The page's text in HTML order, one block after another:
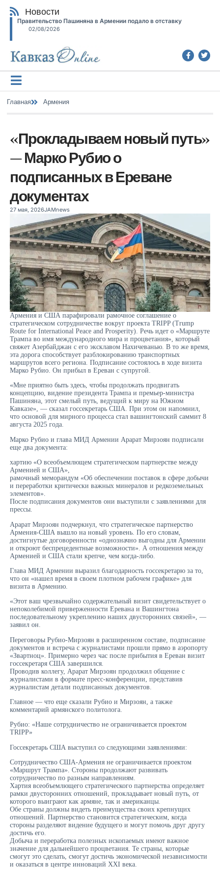
Новости
Правительство Пашиняна в Армении подало в отставку
02/08/2026
Главная Армения
«Прокладываем новый путь»
— Марко Рубио о
подписанных в Ереване
документах
27 мая, 2026JAMnews
Армения и США парафировали рамочное соглашение о
стратегическом сотрудничестве вокруг проекта TRIPP (Trump
Route for International Peace and Prosperity). Речь идет о «Маршруте
Трампа во имя международного мира и процветания», который
свяжет Азербайджан с его эксклавом Нахичеванью. В то же время,
эта дорога способствует разблокированию транспортных
маршрутов всего региона. Подписание состоялось в ходе визита
Марко Рубио. Он прибыл в Ереван с супругой.
«Мне приятно быть здесь, чтобы продолжать продвигать
концепцию, видение президента Трампа и премьер-министра
Пашиняна, этот смелый путь, ведущий к миру на Южном
Кавказе», — сказал госсекретарь США. При этом он напомнил,
что основой для мирного процесса стал вашингтонский саммит 8
августа 2025 года.
Марко Рубио и глава МИД Армении Арарат Мирзоян подписали
еще два документа:
хартию «О всеобъемлющем стратегическом партнерстве между
Арменией и США»,
рамочный меморандум «Об обеспечении поставок в сфере добычи
и переработки критически важных минералов и редкоземельных
элементов».
После подписания документов они выступили с заявлениями для
прессы.
Арарат Мирзоян подчеркнул, что стратегическое партнерство
Армения-США вышло на новый уровень. По его словам,
достигнутые договоренности «однозначно выгодны для Армении
и откроют беспрецедентные возможности». А отношения между
Арменией и США стали крепче, чем когда-либо.
Глава МИД Армении выразил благодарность госсекретарю за то,
что он «нашел время в своем плотном рабочем графике» для
визита в Армению.
«Этот ваш чрезвычайно содержательный визит свидетельствует о
непоколебимой приверженности Еревана и Вашингтона
последовательному укреплению наших двусторонних связей», —
заявил он.
Переговоры Рубио-Мирзоян в расширенном составе, подписание
документов и встреча с журналистами прошли прямо в аэропорту
«Звартноц». Примерно через час после прибытия в Ереван визит
госсекретаря США завершился.
Проводив коллегу, Арарат Мирзоян продолжил общение с
журналистами в формате пресс-конференции, представив
журналистам детали подписанных документов.
Главное — что еще сказали Рубио и Мирзоян, а также
комментарий армянского политолога.
Рубио: «Наше сотрудничество не ограничивается проектом
TRIPP»
Госсекретарь США выступил со следующими заявлениями:
Сотрудничество США-Армения не ограничивается проектом
«Маршрут Трампа». Стороны продолжают развивать
сотрудничество по разным направлениям.
Хартия всеобъемлющего стратегического партнерства определяет
рамки двусторонних отношений, прокладывает новый путь, от
которого выиграют как армяне, так и американцы.
Обе страны должны видеть преимущества своих крепнущих
отношений. Партнерство становится стратегическим, когда
стороны разделяют видение будущего и могут помочь друг другу
достичь его.
Добыча и переработка полезных ископаемых имеют важное
значение для дальнейшего процветания. Те страны, которые
смогут это сделать, смогут достичь экономической независимости
и оказаться в центре инноваций XXI века.